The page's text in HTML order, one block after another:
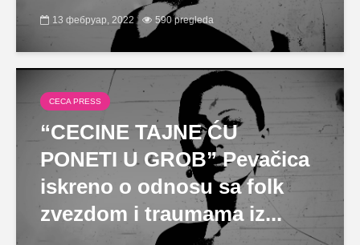
13 фебруар, 2022 590 pregleda
CECA PRESS
“CECINE TAJNE ĆU
PONETI U GROB” Pevačica
iskreno o odnosu sa folk
zvezdom i traumama iz...